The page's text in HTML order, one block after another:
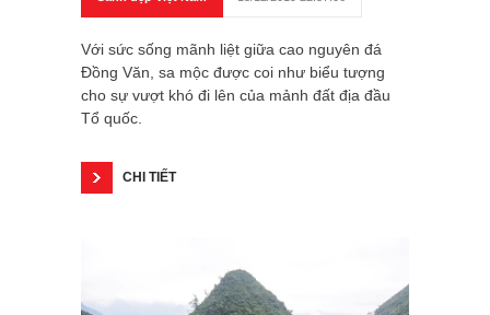
Với sức sống mãnh liệt giữa cao nguyên đá
Đồng Văn, sa mộc được coi như biểu tượng
cho sự vượt khó đi lên của mảnh đất địa đầu
Tổ quốc.
CHI TIẾT